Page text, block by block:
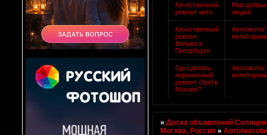
Качественный
ремонт авто
Мир
людей
Качественный
ремонт
Вольво в
Петербурге
Авто/мото/
вело/
Где сделать
нормальный
ремонт Opel в
Москве?
Авто/мото/
вело/
»Доска объявлений
Москва, Россия »Авто/мото/